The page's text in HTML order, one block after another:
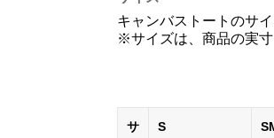
キャンバストートのサ
※サイズは、商品の実寸
サ
S